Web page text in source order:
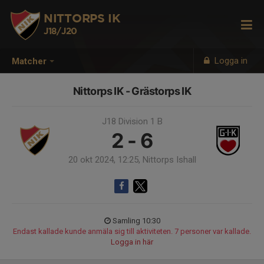
Matcher Logga in
NITTORPS IK
J18/J20
Nittorps IK - Grästorps IK
J18 Division 1 B
2 - 6
20 okt 2024, 12:25, Nittorps Ishall
Samling 10:30
Endast kallade kunde anmäla sig till aktiviteten. 7 personer var kallade.
Logga in här